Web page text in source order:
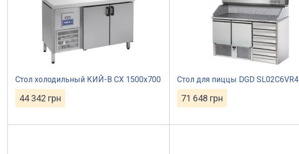
Стол холодильный КИЙ-В СХ 1500х700
44 342 грн
Стол для пиццы DGD SL02C6VR4
71 648 грн